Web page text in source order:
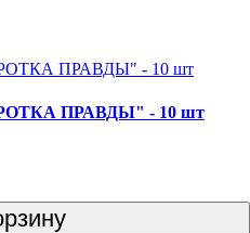
ПРАВДЫ" - 10 шт